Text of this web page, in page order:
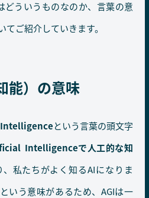
どういうものなのか、言葉の意
ご紹介していきます。
能）の意味
という言葉の頭文字
Intelligenceで人工的な知
私たちがよく知るAIになりま
という意味があるため、AGIは一